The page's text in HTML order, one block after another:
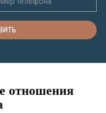
отношения